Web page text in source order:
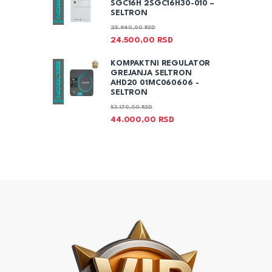
SGC16H 2SGC16H30-010 –
SELTRON
24.500,00 RSD
25.940,00RSD
KOMPAKTNI REGULATOR
GREJANJA SELTRON
AHD20 01MC060606 -
SELTRON
44.000,00 RSD
53.170,00RSD